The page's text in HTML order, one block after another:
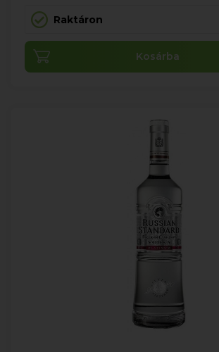
Raktáron
Kosárba